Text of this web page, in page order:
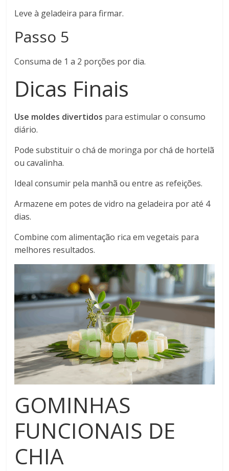
Leve à geladeira para firmar.
Passo 5
Consuma de 1 a 2 porções por dia.
Dicas Finais
Use moldes divertidos para estimular o consumo
diário.
Pode substituir o chá de moringa por chá de hortelã
ou cavalinha.
Ideal consumir pela manhã ou entre as refeições.
Armazene em potes de vidro na geladeira por até 4
dias.
Combine com alimentação rica em vegetais para
melhores resultados.
GOMINHAS
FUNCIONAIS DE
CHIA